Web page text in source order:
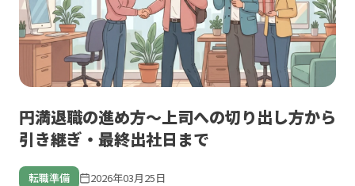
円満退職の進め方〜上司への切り出し方から
引き継ぎ・最終出社日まで
転職準備 2026年03月25日